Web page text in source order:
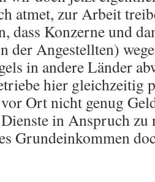
atmet, zur Arbeit
dass Konzerne und
der Angestellten)
in andere Länder
hier gleichzeitig
Ort nicht genug
in Anspruch zu
Grundeinkommen